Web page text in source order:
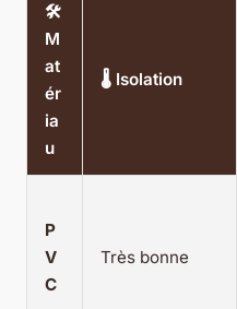
🛠️
M
at
ér
ia
u
🌡️ Isolation
P
V
C
Très bonne